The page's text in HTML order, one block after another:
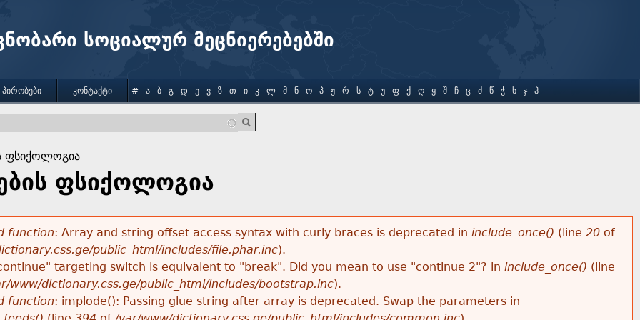
სოციალურ მეცნიერებებში
ფსიქოლოგია
ფსიქოლოგია
function: Array and string offset access syntax with curly braces is deprecated in include_once() (line 20of
public_html/includes/file.phar.inc).
targeting switch is equivalent to "break". Did you mean to use "continue 2"? in include_once() (line
www/dictionary.css.ge/public_html/includes/bootstrap.inc).
function: implode(): Passing glue string after array is deprecated. Swap the parameters in
ᲞᲘᲠᲝᲑᲔᲑᲘ ᲙᲝᲜᲢᲐᲥᲢᲘ # Ა Ბ Გ Დ Ე Ვ Ზ Თ Ი Კ Ლ Მ Ნ Ო Პ Ჟ Რ Ს Ტ Უ Ფ Ქ Ღ Ყ Შ Ჩ Ც Ძ Წ Ჭ Ხ Ჯ Ჰ